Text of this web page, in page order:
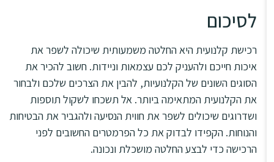
לסיכום
רכישת קלנועית היא החלטה משמעותית שיכולה לשפר את
איכות חייכם ולהעניק לכם עצמאות וניידות. חשוב להכיר את
הסוגים השונים של הקלנועיות, להבין את הצרכים שלכם ולבחור
את הקלנועית המתאימה ביותר. אל תשכחו לשקול תוספות
ושדרוגים שיכולים לשפר את חווית הנסיעה ולהגביר את הבטיחות
והנוחות. הקפידו לבדוק את כל הפרמטרים החשובים לפני
הרכישה כדי לבצע החלטה מושכלת ונכונה.